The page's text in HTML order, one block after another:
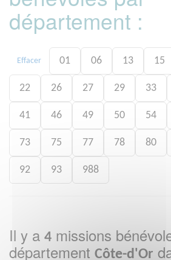
département :
Effacer 01 06 13 15
22 26 27 29 33
41 46 49 50 54
73 75 77 78 80
92 93 988
Il y a 4 missions
département Côte-d'Or